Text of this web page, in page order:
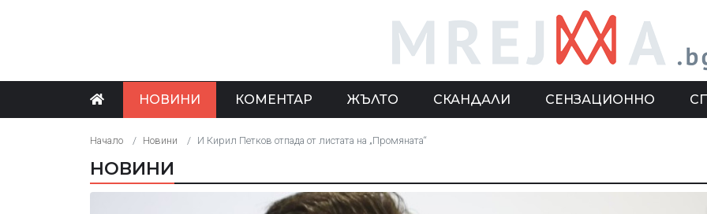
НОВИНИ КОМЕНТАР ЖЪЛТО СКАНДАЛИ СЕНЗАЦИОННО
Начало Новини И Кирил Петков отпада от листата на „Промяната“
НОВИНИ